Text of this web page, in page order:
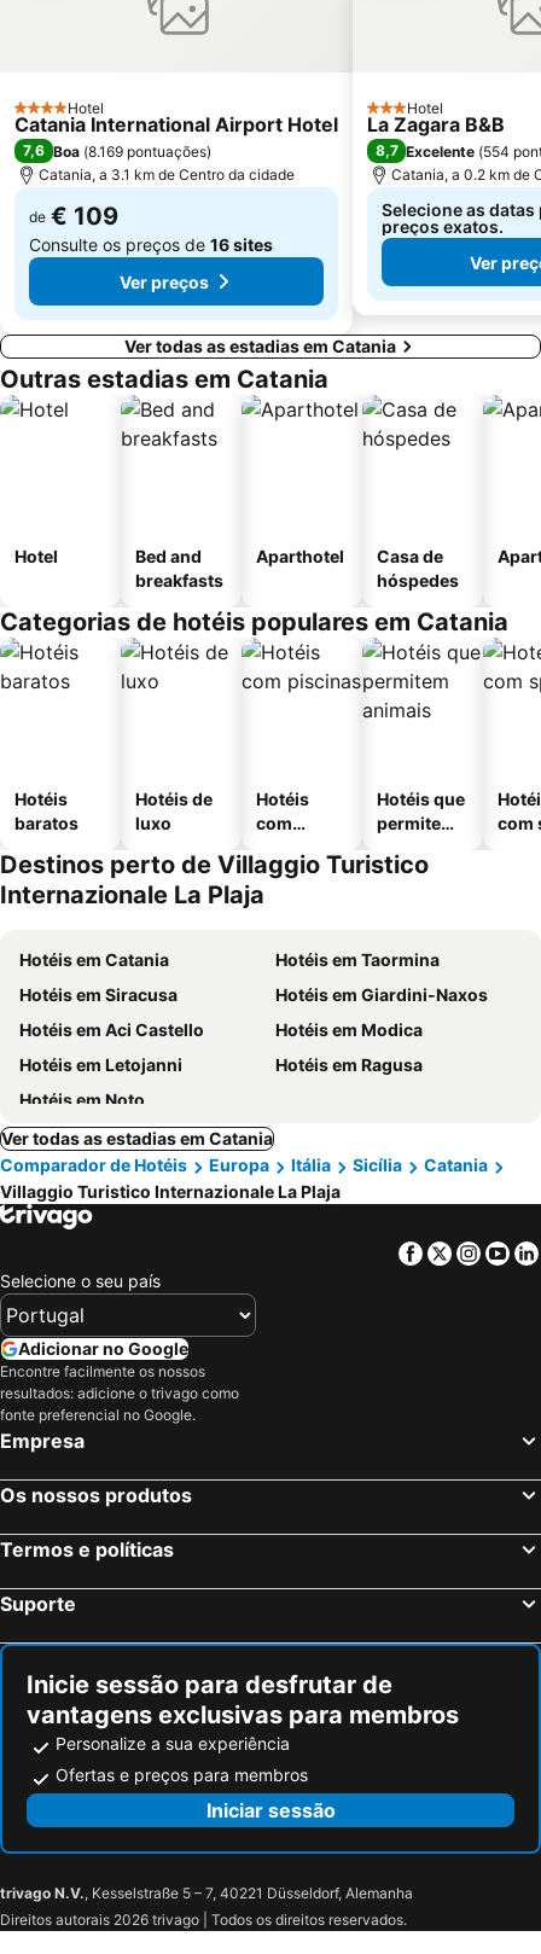
4 Estrelas
Hotel
Catania International Airport Hotel
7,6 Boa (8.169 pontuações)
Catania, a 3.1 km de Centro da cidade
de € 109
Consulte os preços de 16 sites
Ver preços
3 Estrelas
Hotel
La Zagara B&B
8,7 Excelente (554
Catania, a 0.2 km de
Selecione as datas
preços exatos.
Ver
Ver todas as estadias em Catania
Outras estadias em Catania
Hotel
Bed and
breakfasts
Aparthotel
Casa de
hóspedes
Categorias de hotéis populares em Catania
Hotéis
baratos
Hotéis de
luxo
Hotéis
com
Hotéis que
permitem
com
Destinos perto de Villaggio Turistico
Internazionale La Plaja
Hotéis em Catania
Hotéis em Taormina
Hotéis em Siracusa
Hotéis em Giardini-Naxos
Hotéis em Aci Castello
Hotéis em Modica
Hotéis em Letojanni
Hotéis em Ragusa
Hotéis em Noto
Ver todas as estadias em Catania
Comparador de Hotéis
Europa Itália Sicília
Catania
Villaggio Turistico Internazionale La Plaja
Facebook
Twitter
Selecione o seu país
Adicionar no Google
Encontre facilmente os nossos
resultados: adicione o trivago como
fonte preferencial no Google.
Empresa
Os nossos produtos
Termos e políticas
Suporte
Inicie sessão para desfrutar de
vantagens exclusivas para membros
Personalize a sua experiência
Ofertas e preços para membros
Iniciar sessão
trivago N.V., Kesselstraße 5 – 7, 40221 Düsseldorf, Alemanha
Direitos autorais 2026 trivago | Todos os direitos reservados.